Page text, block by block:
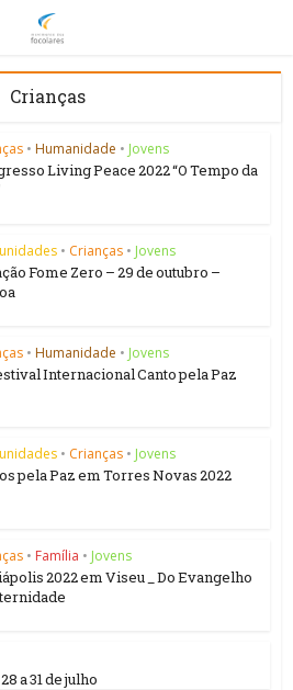
Crianças
• Humanidade • Jovens
Living Peace 2022 “O Tempo da
• Crianças • Jovens
Fome Zero – 29 de outubro –
• Humanidade • Jovens
Internacional Canto pela Paz
• Crianças • Jovens
pela Paz em Torres Novas 2022
• Família • Jovens
2022 em Viseu _ Do Evangelho
a 31 de julho